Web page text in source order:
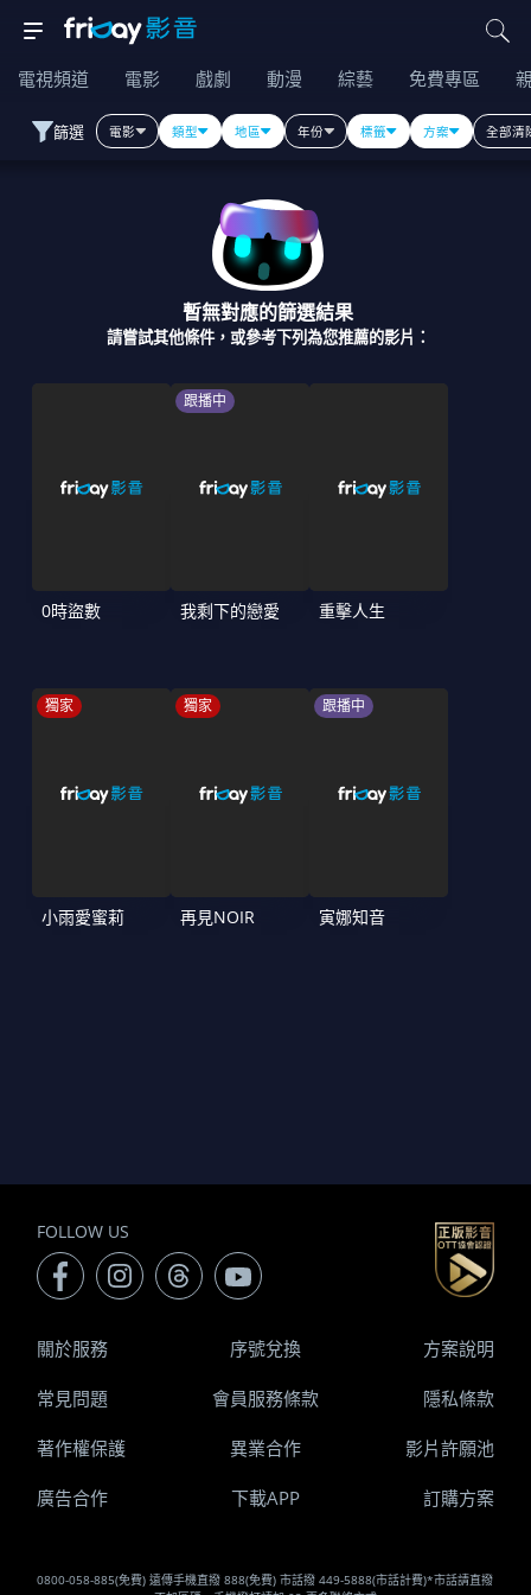
電視頻道 電影 戲劇 動漫 綜藝 免費專區
篩選 電影 類型 地區 年份 標籤 方案 全部清
暫無對應的篩選結果
請嘗試其他條件，或參考下列為您推薦的影片：
0時盜數
跟播中
我剩下的戀愛 重擊人生
獨家
小雨愛蜜莉
獨家
再見NOIR
跟播中
寅娜知音
FOLLOW US
0800-058-885(免費) 遠傳手機直撥 888(免費) 市話撥 449-5888(市話計費)*市話請直撥
關於服務 序號兌換 方案說明
常見問題 會員服務條款 隱私條款
著作權保護 異業合作 影片許願池
廣告合作 下載APP 訂購方案